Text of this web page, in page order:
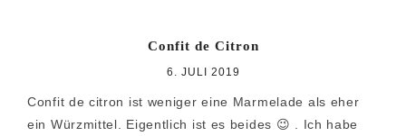
Confit de Citron
6. JULI 2019
Confit de citron ist weniger eine Marmelade als eher
ein Würzmittel. Eigentlich ist es beides 😉 . Ich habe